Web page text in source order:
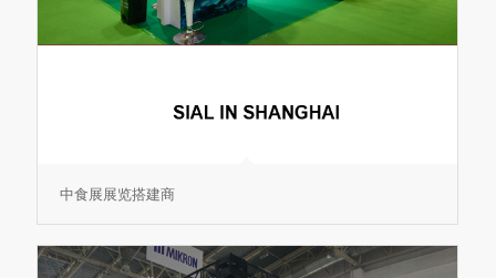
中食展展览搭建商